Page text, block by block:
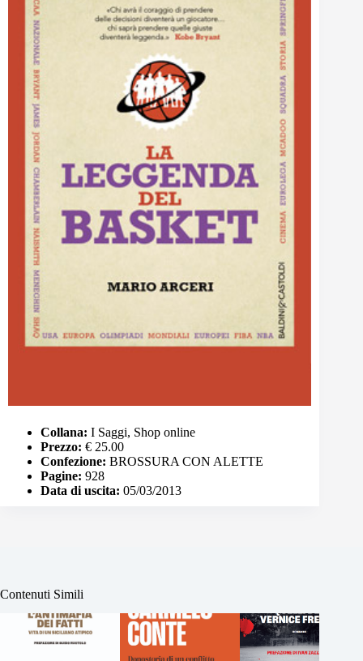
Collana: I Saggi, Shop online
Prezzo: € 25.00
Confezione: BROSSURA CON ALETTE
Pagine: 928
Data di uscita: 05/03/2013
Contenuti Simili